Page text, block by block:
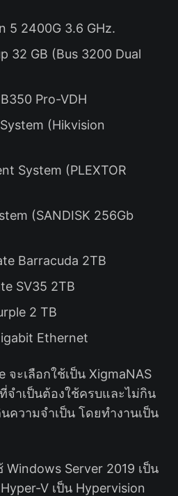
5 2400G 3.6 GHz.
32 GB (Bus 3200 Dual
Pro-VDH
(Hikvision
System (PLEXTOR
(SANDISK 256Gb
Barracuda 2TB
SV35 2TB
2 TB
Ethernet
จะเลือกใช้เป็น XigmaNAS
จำเป็นต้องใช้ครบและไม่กิน
ความจำเป็น โดยทำงานเป็น
Server 2019 เป็น
V เป็น Hypervision